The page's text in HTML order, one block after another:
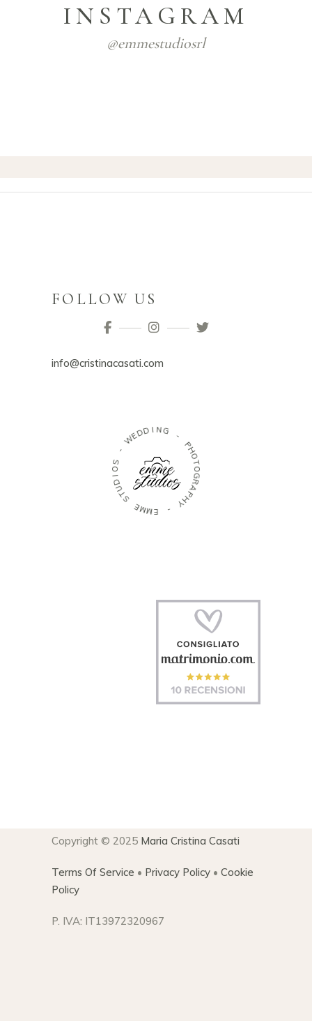
INSTAGRAM
@emmestudiosrl
FOLLOW US
info@cristinacasati.com
-
WEDDI NG
-
P
H
O
T
O
G
R
A
P
H
Y
-
E
M
M
E
S
T
U
D
O
S
Copyright © 2025 Maria Cristina Casati
Terms Of Service • Privacy Policy • Cookie
Policy
P. IVA: IT13972320967